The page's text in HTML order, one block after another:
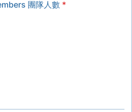
團隊人數 *